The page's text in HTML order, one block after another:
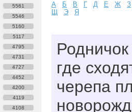
5561
5546
5160
5117
4795
4731
4727
4452
4200
4119
4108
А Б В Г Д Е Ж
З
Щ
Э Я
где
черепа